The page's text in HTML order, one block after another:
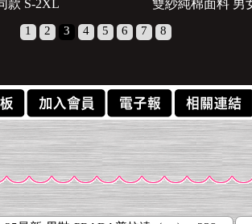
款 S-2XL
雙紗純棉面料 男
1 2 3 4 5 6 7 8